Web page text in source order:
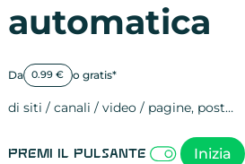
automatica
Da 0.99 € o gratis*
di siti / canali / video / pagine, post…
Premi il pulsante Inizia